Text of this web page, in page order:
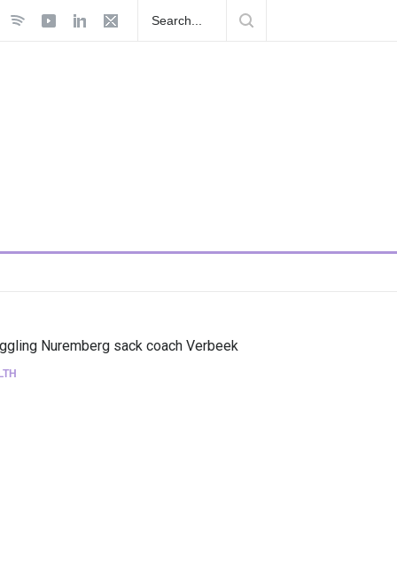
Tour
Playlist Dale Mixx 2026: escucha las canciones
en el festival
Nuremberg sack coach Verbeek